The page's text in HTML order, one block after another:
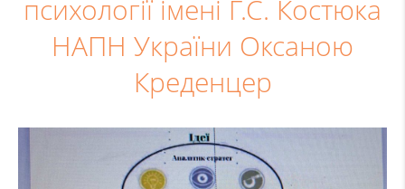
психології імені Г.С. Костюка
НАПН України Оксаною
Креденцер